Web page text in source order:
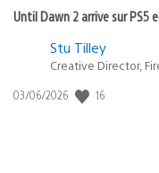
Until Dawn 2 arrive sur PS5
Postée
:
Stu Tilley
Creative Director,
Date
03/06/2026 16